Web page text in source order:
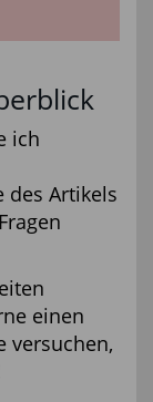
ich
des Artikels
einen
versuchen,